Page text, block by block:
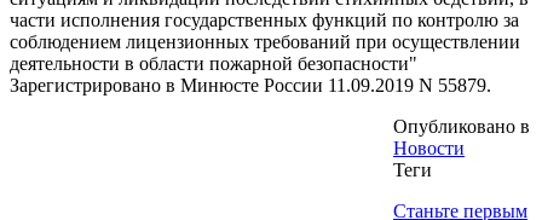
части исполнения государственных функций по контролю за
соблюдением лицензионных требований при осуществлении
деятельности в области пожарной безопасности"
Зарегистрировано в Минюсте России 11.09.2019 N 55879.
Опубликовано в
Новости
Теги
Станьте первым